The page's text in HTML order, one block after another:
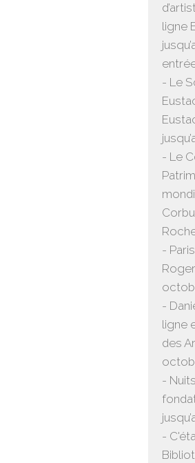
ligne
- Le
- Le
-
-
ligne
des
-
-